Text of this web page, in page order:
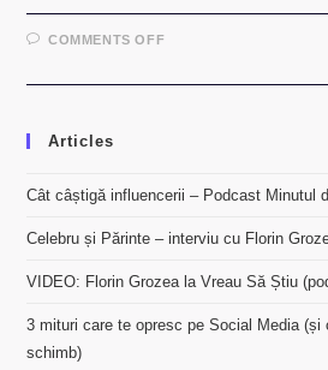
COMMENTS OFFON
CINSTE
Articles
Cât câștigă influencerii – Podcast Minutul
Celebru și Părinte – interviu cu Florin
VIDEO: Florin Grozea la Vreau Să Știu
3 mituri care te opresc pe Social Media (și
schimb)